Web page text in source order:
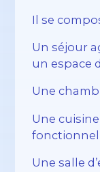
Il se
Un séjour
un espace
Une
Une
Une salle